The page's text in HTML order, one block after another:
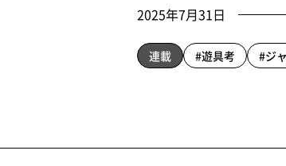
2025年7月31日
連載 #遊具考 #ジ